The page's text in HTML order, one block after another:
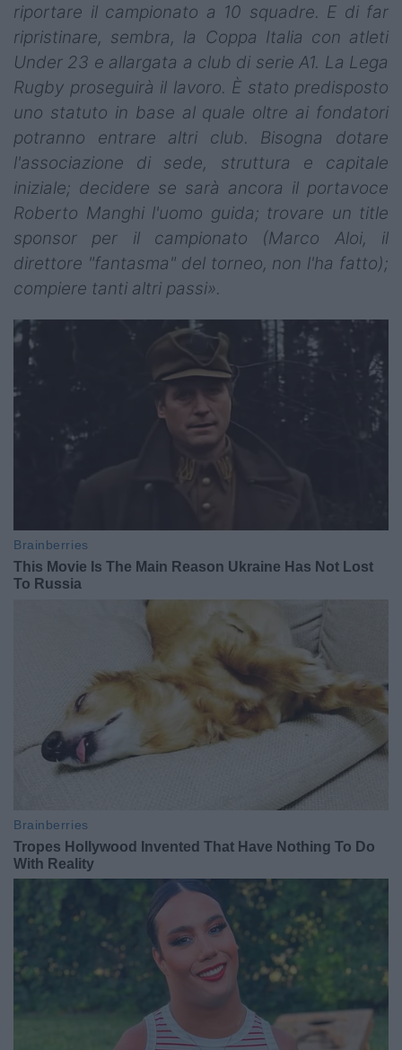
riportare il campionato a 10 squadre. E di far
ripristinare, sembra, la Coppa Italia con atleti
Under 23 e allargata a club di serie A1. La Lega
Rugby proseguirà il lavoro. È stato predisposto
uno statuto in base al quale oltre ai fondatori
potranno entrare altri club. Bisogna dotare
l'associazione di sede, struttura e capitale
iniziale; decidere se sarà ancora il portavoce
Roberto Manghi l'uomo guida; trovare un title
sponsor per il campionato (Marco Aloi, il
direttore "fantasma" del torneo, non l'ha fatto);
compiere tanti altri passi».